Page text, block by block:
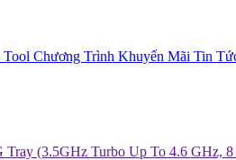
Chương Trình Khuyến Mãi Tin
Tray (3.5GHz Turbo Up To 4.6 GHz,